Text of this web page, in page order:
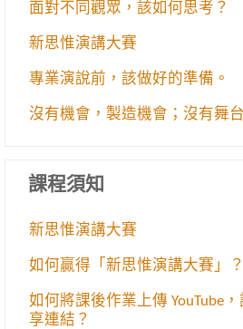
面對不同觀眾，該如何思考？
新思惟演講大賽
專業演說前，該做好的準備。
沒有機會，製造機會；沒有舞
課程須知
新思惟演講大賽
如何贏得「新思惟演講大賽」？
如何將課後作業上傳 YouTube
享連結？